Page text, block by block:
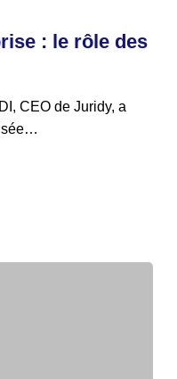
: le rôle des
CEO de Juridy, a